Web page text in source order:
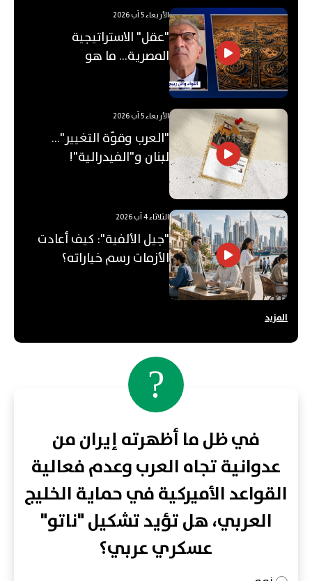
الأربعاء 5 آب 2026
"عقل" الاستراتيجية
المصرية... ما هو
الأربعاء 5 آب 2026
"العرب وقوّة التغيير"...
لبنان و"الفيدرالية"!
الثلاثاء 4 آب 2026
"جيل الألفية": كيف أعادت
الأزمات رسم خياراته؟
المزيد
?
في ظل ما أظهرته إيران من
عدوانية تجاه العرب وعدم فعالية
القواعد الأميركية في حماية الخليج
العربي، هل تؤيد تشكيل "ناتو"
عسكري عربي؟